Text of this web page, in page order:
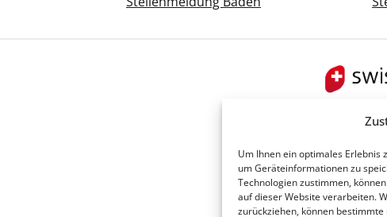
Um Ihnen ein optimales Erlebnis
um Geräteinformationen zu
Technologien zustimmen,
auf dieser Website verarbeiten.
zurückziehen, können